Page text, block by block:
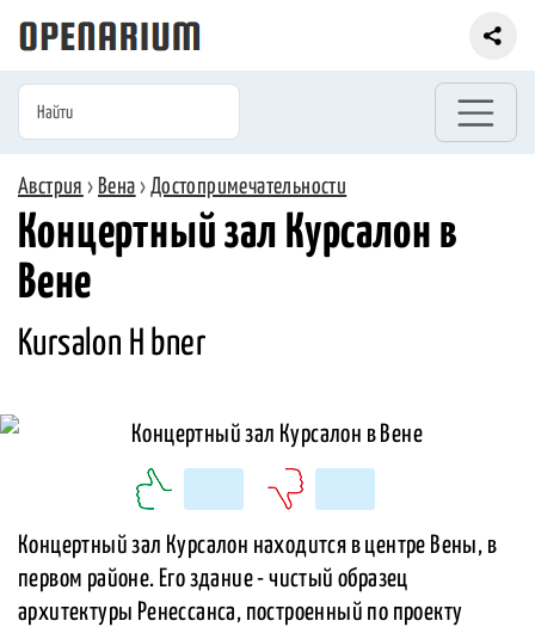
Австрия › Вена › Достопримечательности
Концертный зал Курсалон в
Вене
Kursalon H bner‎
Концертный зал Курсалон находится в центре Вены, в
первом районе. Его здание - чистый образец
архитектуры Ренессанса, построенный по проекту